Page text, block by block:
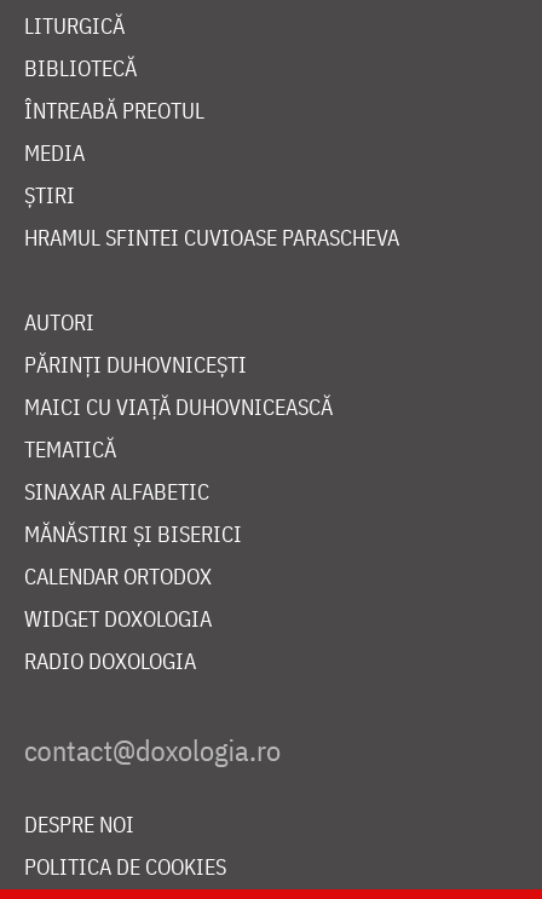
LITURGICĂ
BIBLIOTECĂ
ÎNTREABĂ PREOTUL
MEDIA
ȘTIRI
HRAMUL SFINTEI CUVIOASE PARASCHEVA
AUTORI
PĂRINȚI DUHOVNICEȘTI
MAICI CU VIAȚĂ DUHOVNICEASCĂ
TEMATICĂ
SINAXAR ALFABETIC
MĂNĂSTIRI ȘI BISERICI
CALENDAR ORTODOX
WIDGET DOXOLOGIA
RADIO DOXOLOGIA
DESPRE NOI
POLITICA DE COOKIES